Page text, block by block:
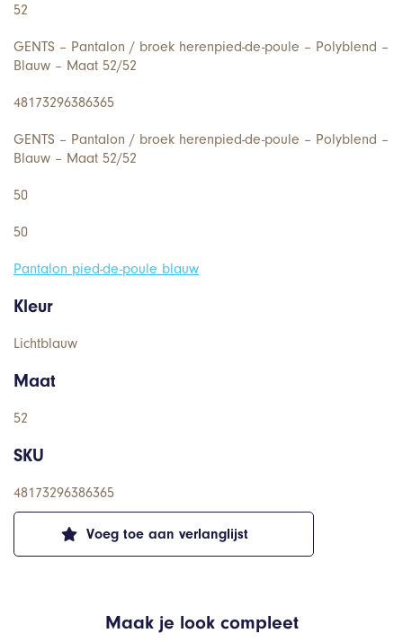
Voeg toe aan verlanglijst
52
GENTS – Pantalon / broek herenpied-de-poule – Polyblend –
Blauw – Maat 52/52
48173296386365
GENTS – Pantalon / broek herenpied-de-poule – Polyblend –
Blauw – Maat 52/52
50
50
Pantalon pied-de-poule blauw
Kleur
Lichtblauw
Maat
52
SKU
48173296386365
Maak je look compleet